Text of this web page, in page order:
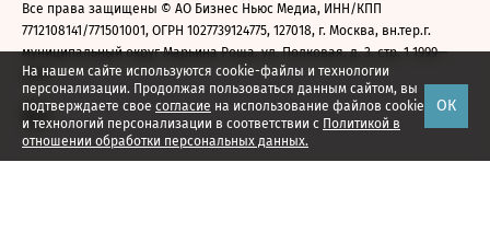
На нашем сайте используются cookie-файлы и технологии
персонализации. Продолжая пользоваться данным сайтом, вы
подтверждаете свое согласие на использование файлов cookie
и технологий персонализации в соответствии с Политикой в
отношении обработки персональных данных.
ОК
Все права защищены © АО Бизнес Ньюс Медиа, ИНН/КПП
7712108141/771501001, ОГРН 1027739124775, 127018, г. Москва, вн.тер.г.
муниципальный округ Марьина Роща, ул. Полковая, д. 3, стр. 1 1999—
2026